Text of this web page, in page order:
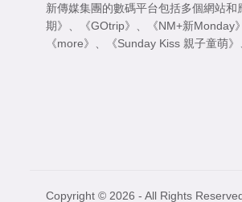
新傳媒集團的數碼平台包括多個網站和
期》
《GOtrip》 《NM+新Monday》
《more》
《Sunday Kiss 親子童萌》
Copyright © 2026 - All Rights